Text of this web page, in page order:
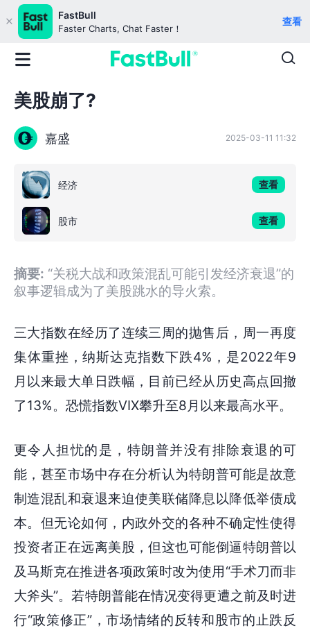
FastBull
Faster Charts, Chat Faster！
查看
美股崩了?
嘉盛 2025-03-11 11:32
经济 查看
股市 查看
摘要: “关税大战和政策混乱可能引发经济衰退”的
叙事逻辑成为了美股跳水的导火索。
三大指数在经历了连续三周的抛售后，周一再度
集体重挫，纳斯达克指数下跌4%，是2022年9
月以来最大单日跌幅，目前已经从历史高点回撤
了13%。恐慌指数VIX攀升至8月以来最高水平。
更令人担忧的是，特朗普并没有排除衰退的可
能，甚至市场中存在分析认为特朗普可能是故意
制造混乱和衰退来迫使美联储降息以降低举债成
本。但无论如何，内政外交的各种不确定性使得
投资者正在远离美股，但这也可能倒逼特朗普以
及马斯克在推进各项政策时改为使用“手术刀而非
大斧头”。若特朗普能在情况变得更遭之前及时进
行“政策修正”，市场情绪的反转和股市的止跌反